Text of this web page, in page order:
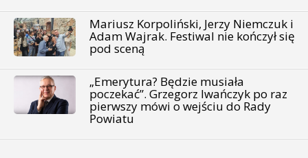
Mariusz Korpoliński, Jerzy Niemczuk i
Adam Wajrak. Festiwal nie kończył się
pod sceną
„Emerytura? Będzie musiała
poczekać”. Grzegorz Iwańczyk po raz
pierwszy mówi o wejściu do Rady
Powiatu